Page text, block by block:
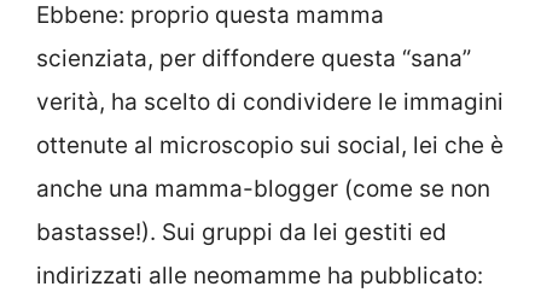
Ebbene: proprio questa mamma
scienziata, per diffondere questa “sana”
verità, ha scelto di condividere le immagini
ottenute al microscopio sui social, lei che è
anche una mamma-blogger (come se non
bastasse!). Sui gruppi da lei gestiti ed
indirizzati alle neomamme ha pubblicato: